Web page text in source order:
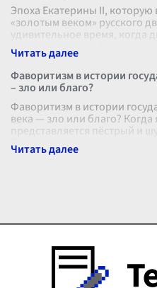
Эпоха Екатерины II,
«золотым веком» русского
удивительное время, когда
почувствовали себя
Фаворитизм в истории
– зло или благо?
Фаворитизм в истории
века — зло или благо?
представляется пёстрый и
бархатными масками и